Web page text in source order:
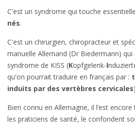
C'est un syndrome qui touche
nés.
C'est un chirurgien, chiropracteur et
manuelle Allemand (Dr Biedermann)
syndrome de KISS (Kopfgelenk-I
qu'on pourrait traduire en français par :
induits par des vertèbres cervicales
Bien connu en Allemagne, il l’est
les praticiens de santé, le confondent